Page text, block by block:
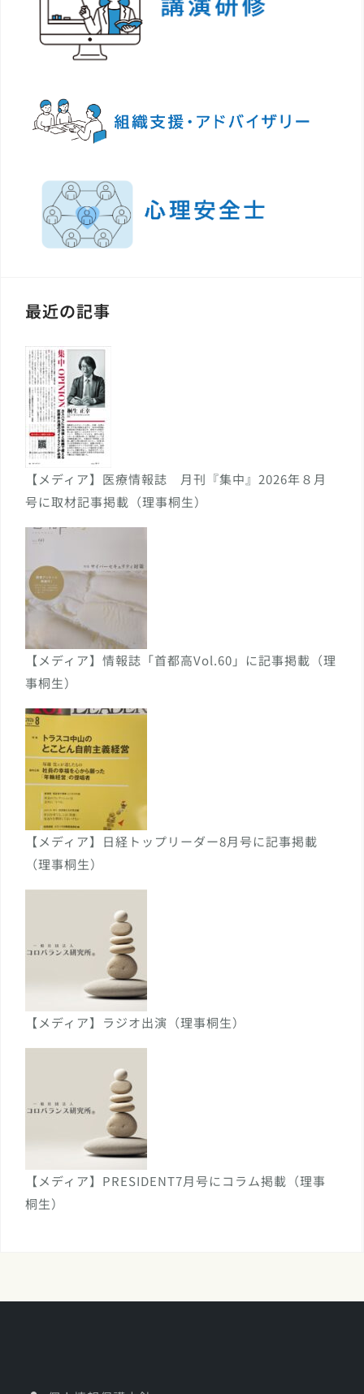
最近の記事
【メディア】医療情報誌 月刊『集中』2026年８月
号に取材記事掲載（理事桐生）
【メディア】情報誌「首都高Vol.60」に記事掲載（理
事桐生）
【メディア】日経トップリーダー8月号に記事掲載
（理事桐生）
【メディア】ラジオ出演（理事桐生）
【メディア】PRESIDENT7月号にコラム掲載（理事
桐生）